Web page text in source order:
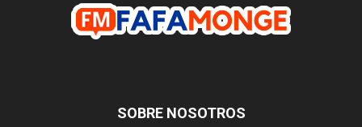
SOBRE NOSOTROS